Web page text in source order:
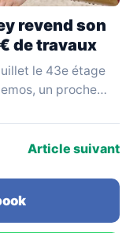
revend son
de travaux
le 43e étage
un proche
Article suivant